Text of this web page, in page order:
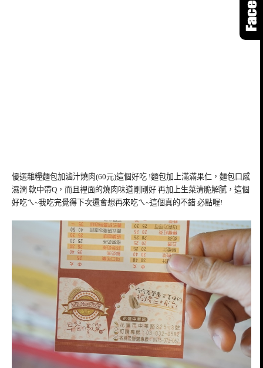
優選雜糧麵包加滷汁燒肉(60元)這個好吃 !麵包加上滿滿果仁，麵包口感
濕潤 軟中帶Q，而且裡面的燒肉味道剛剛好 再加上生菜清脆解膩，這個
好吃ㄟ~我吃完覺得下次還會想再來吃ㄟ~這個真的不錯 必點喔!